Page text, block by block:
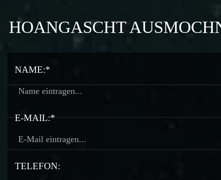
HOANGASCHT
NAME:*
E-MAIL:*
TELEFON: